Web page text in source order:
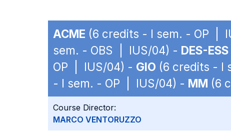
ACME (6 credits - I sem. - OP |
sem. - OBS | IUS/04) - DES-ESS
OP | IUS/04) - GIO (6 credits - I
- I sem. - OP | IUS/04) - MM (6
Course Director:
MARCO VENTORUZZO